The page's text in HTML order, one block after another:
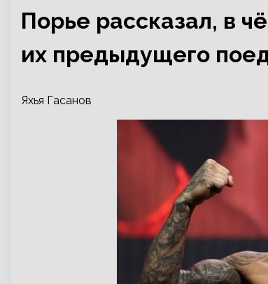
Порье рассказал, в
их предыдущего
Яхья Гасанов